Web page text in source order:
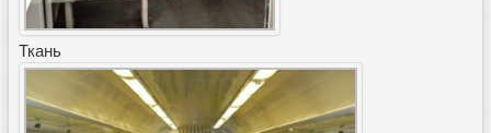
Ткань